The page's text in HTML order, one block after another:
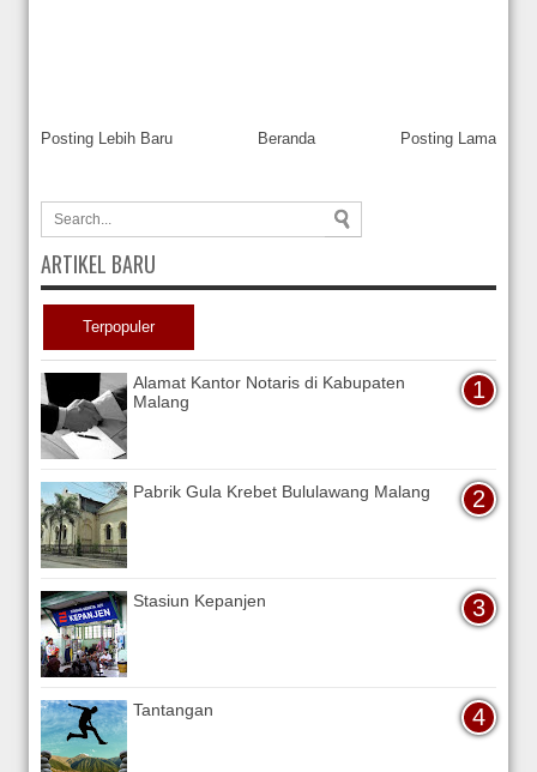
Posting Lebih Baru Posting Lama
Beranda
ARTIKEL BARU
Terpopuler
Alamat Kantor Notaris di Kabupaten
Malang
Pabrik Gula Krebet Bululawang Malang
Stasiun Kepanjen
Tantangan